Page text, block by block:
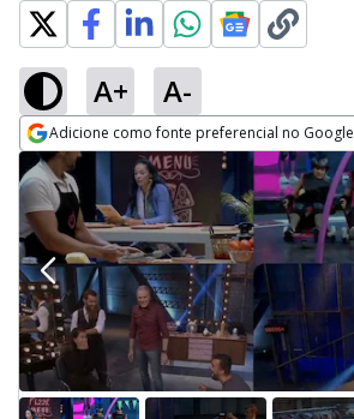
A+ A-
Adicione como fonte preferencial no Google
Opens in new window